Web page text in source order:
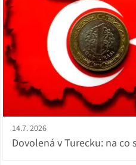
14.7. 2026
Dovolená v Turecku: na co